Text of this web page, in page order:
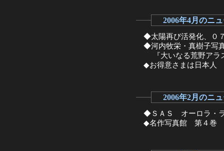
2006年4月のニ
◆太陽再び活発化、０
◆河内牧栄・真樹子写
『大いなる荒野アラス
◆お得意さまは日本人
2006年2月のニ
◆ＳＡＳ オーロラ・ラ
◆名作写真館 第４巻